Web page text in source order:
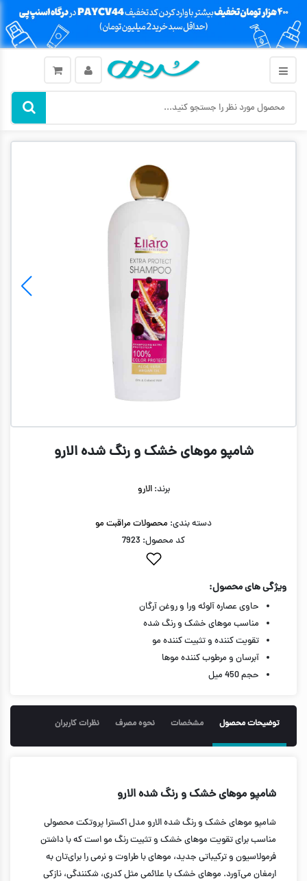
شامپو موهای خشک و رنگ شده الارو
برند:الارو
دسته بندی: محصولات مراقبت مو
کد محصول: 7923
ویژگی های محصول:
حاوی عصاره آلوئه ورا و روغن آرگان
مناسب موهای خشک و رنگ شده
تقویت کننده و تثبیت کننده مو
آبرسان و مرطوب کننده موها
حجم 450 میل
توضیحات محصول مشخصات نحوه مصرف نظرات کاربران
شامپو موهای خشک و رنگ شده الارو
شامپو موهای خشک و رنگ شده الارو مدل اکسترا پروتکت محصولی
مناسب برای تقویت موهای خشک و تثبیت رنگ مو است که با داشتن
فرمولاسیون و ترکیباتی جدید، موهای با طراوت و نرمی را برای‌تان به
ارمغان می‌آورد. موهای خشک با علائمی مثل کدری، شکنندگی، نازکی